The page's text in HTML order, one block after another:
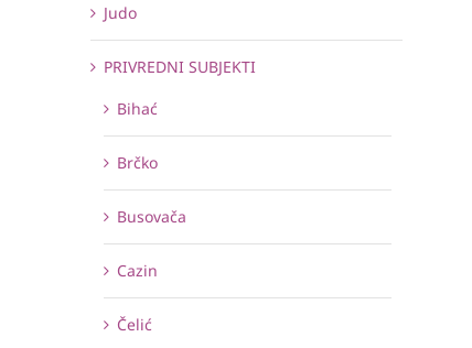
Judo
PRIVREDNI SUBJEKTI
Bihać
Brčko
Busovača
Cazin
Čelić